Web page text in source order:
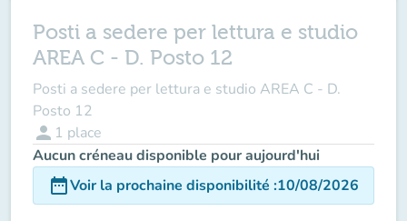
Posti a sedere per lettura e studio
AREA C - D. Posto 12
Posti a sedere per lettura e studio AREA C - D.
Posto 12
person 1 place
Aucun créneau disponible pour aujourd'hui
date_rangeVoir la prochaine disponibilité :10/08/2026